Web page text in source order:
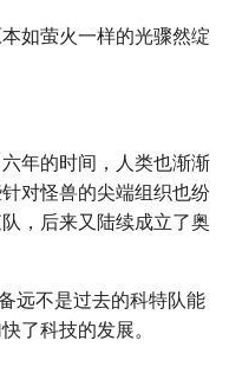
如萤火一样的光骤然绽
年的时间，人类也渐渐
对怪兽的尖端组织也纷
，后来又陆续成立了奥
远不是过去的科特队能
了科技的发展。